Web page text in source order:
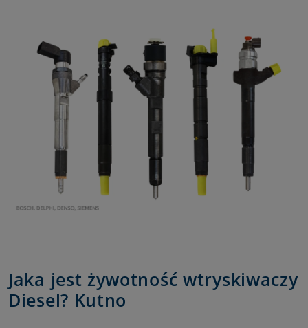
Jaka jest żywotność wtryskiwaczy
Diesel? Kutno